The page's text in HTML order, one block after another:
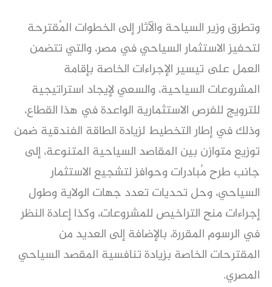
وتطرق وزير السياحة والآثار إلى الخطوات المُقترحة
لتحفيز الاستثمار السياحي في مصر، والتي تتضمن
العمل على تيسير الإجراءات الخاصة بإقامة
المشروعات السياحية، والسعي لإيجاد استراتيجية
للترويج للفرص الاستثمارية الواعدة في هذا القطاع،
وذلك في إطار التخطيط لزيادة الطاقة الفندقية ضمن
توزيع متوازن بين المقاصد السياحية المتنوعة، إلى
جانب طرح مُبادرات وحوافز لتشجيع الاستثمار
السياحي، وحل تحديات تعدد جهات الولاية وطول
إجراءات منح التراخيص للمشروعات، وكذا إعادة النظر
في الرسوم المقررة، بالإضافة إلى العديد من
المقترحات الخاصة بزيادة تنافسية المقصد السياحي
المصري.